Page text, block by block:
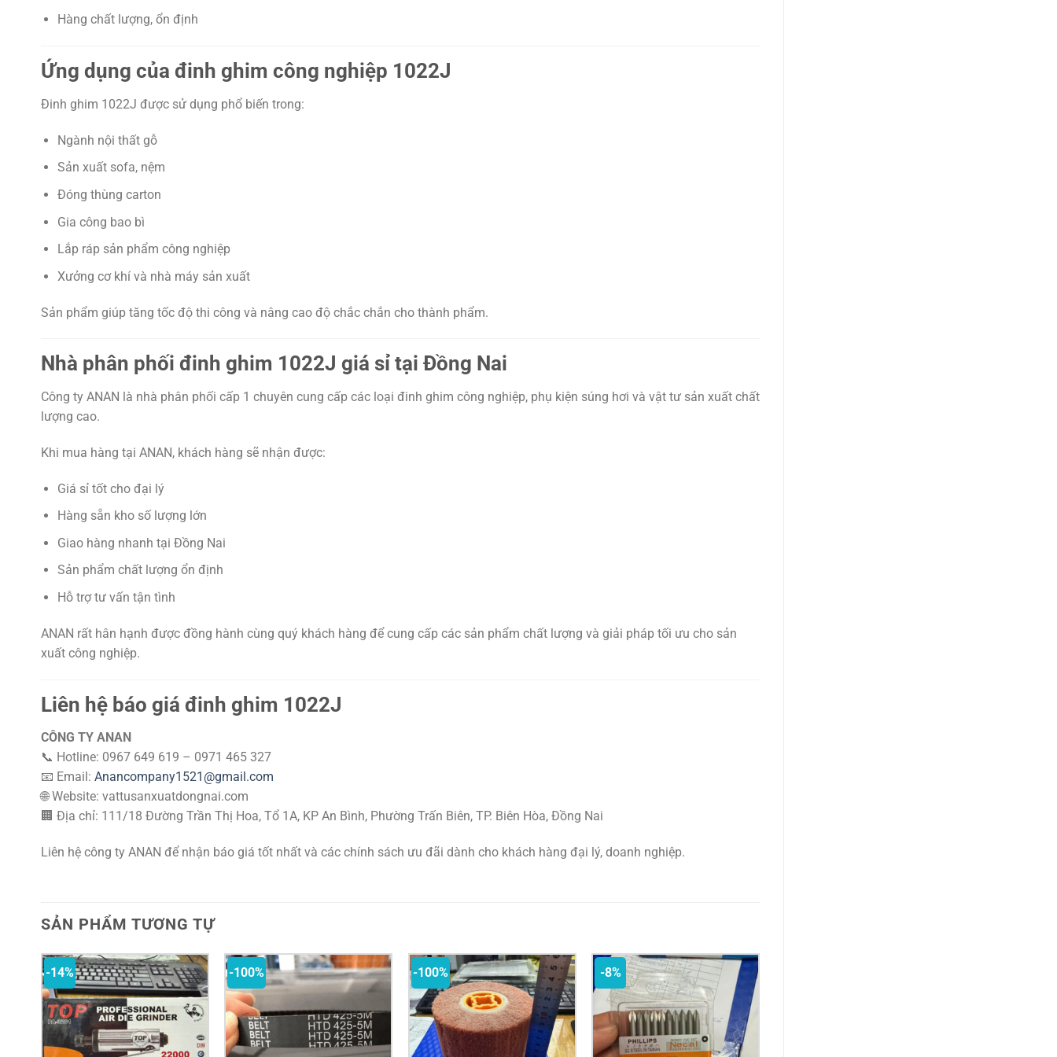
Hàng chất lượng, ổn định
Ứng dụng của đinh ghim công nghiệp 1022J
Đinh ghim 1022J được sử dụng phổ biến trong:
Ngành nội thất gỗ
Sản xuất sofa, nệm
Đóng thùng carton
Gia công bao bì
Lắp ráp sản phẩm công nghiệp
Xưởng cơ khí và nhà máy sản xuất
Sản phẩm giúp tăng tốc độ thi công và nâng cao độ chắc chắn cho thành phẩm.
Nhà phân phối đinh ghim 1022J giá sỉ tại Đồng Nai
Công ty ANAN là nhà phân phối cấp 1 chuyên cung cấp các loại đinh ghim công nghiệp, phụ kiện súng hơi và vật tư sản xuất chất
lượng cao.
Khi mua hàng tại ANAN, khách hàng sẽ nhận được:
Giá sỉ tốt cho đại lý
Hàng sẵn kho số lượng lớn
Giao hàng nhanh tại Đồng Nai
Sản phẩm chất lượng ổn định
Hỗ trợ tư vấn tận tình
ANAN rất hân hạnh được đồng hành cùng quý khách hàng để cung cấp các sản phẩm chất lượng và giải pháp tối ưu cho sản
xuất công nghiệp.
Liên hệ báo giá đinh ghim 1022J
CÔNG TY ANAN
📞 Hotline: 0967 649 619 – 0971 465 327
📧 Email: Anancompany1521@gmail.com
🌐 Website: vattusanxuatdongnai.com
🏢 Địa chỉ: 111/18 Đường Trần Thị Hoa, Tổ 1A, KP An Bình, Phường Trấn Biên, TP. Biên Hòa, Đồng Nai
Liên hệ công ty ANAN để nhận báo giá tốt nhất và các chính sách ưu đãi dành cho khách hàng đại lý, doanh nghiệp.
SẢN PHẨM TƯƠNG TỰ
-14% -100% -100% -8%